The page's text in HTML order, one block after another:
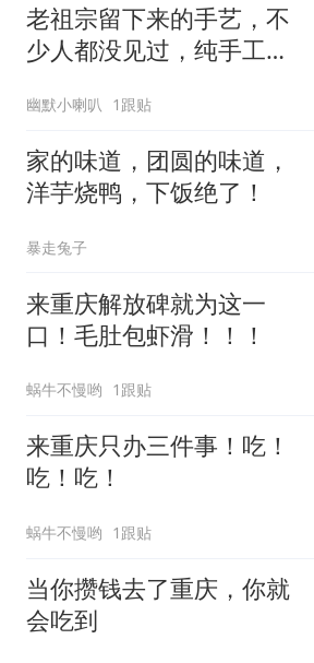
老祖宗留下来的手艺，不
少人都没见过，纯手工搓
幽默小喇叭 1跟贴
家的味道，团圆的味道，
洋芋烧鸭，下饭绝了！
暴走兔子
来重庆解放碑就为这一
口！毛肚包虾滑！！！
蜗牛不慢哟 1跟贴
来重庆只办三件事！吃！
吃！吃！
蜗牛不慢哟 1跟贴
当你攒钱去了重庆，你就
会吃到